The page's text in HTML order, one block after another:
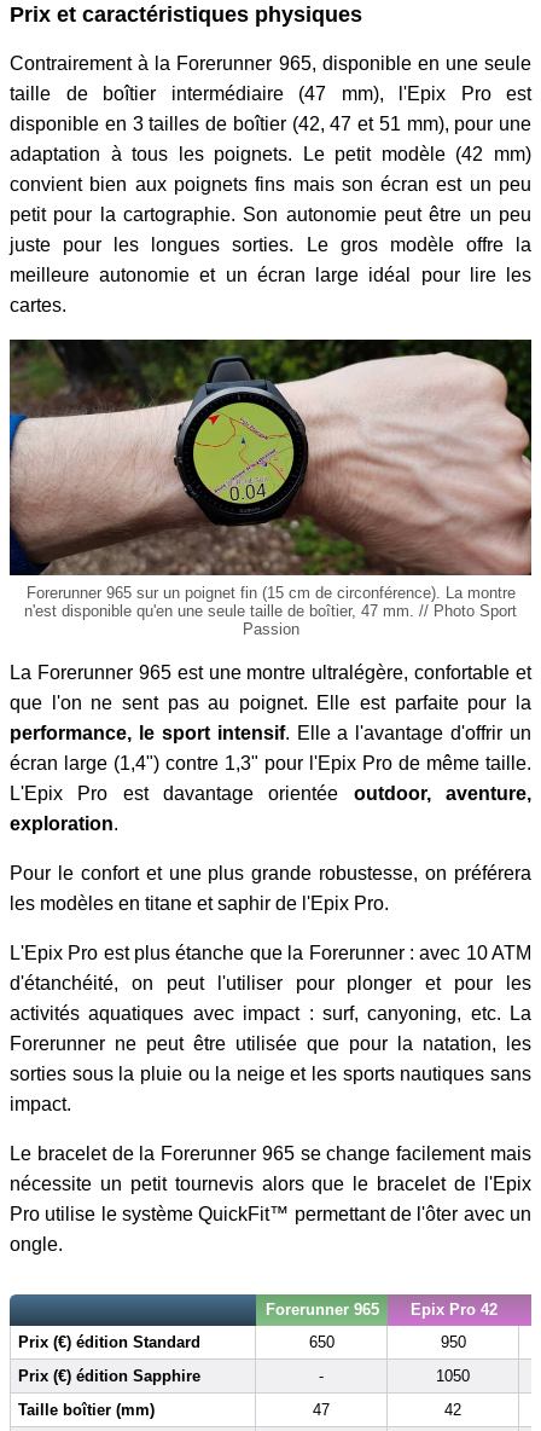
Prix et caractéristiques physiques
Contrairement à la Forerunner 965, disponible en une seule
taille de boîtier intermédiaire (47 mm), l'Epix Pro est
disponible en 3 tailles de boîtier (42, 47 et 51 mm), pour une
adaptation à tous les poignets. Le petit modèle (42 mm)
convient bien aux poignets fins mais son écran est un peu
petit pour la cartographie. Son autonomie peut être un peu
juste pour les longues sorties. Le gros modèle offre la
meilleure autonomie et un écran large idéal pour lire les
cartes.
Forerunner 965 sur un poignet fin (15 cm de circonférence). La montre
n'est disponible qu'en une seule taille de boîtier, 47 mm. // Photo Sport
Passion
La Forerunner 965 est une montre ultralégère, confortable et
que l'on ne sent pas au poignet. Elle est parfaite pour la
performance, le sport intensif. Elle a l'avantage d'offrir un
écran large (1,4") contre 1,3" pour l'Epix Pro de même taille.
L'Epix Pro est davantage orientée outdoor, aventure,
exploration.
Pour le confort et une plus grande robustesse, on préférera
les modèles en titane et saphir de l'Epix Pro.
L'Epix Pro est plus étanche que la Forerunner : avec 10 ATM
d'étanchéité, on peut l'utiliser pour plonger et pour les
activités aquatiques avec impact : surf, canyoning, etc. La
Forerunner ne peut être utilisée que pour la natation, les
sorties sous la pluie ou la neige et les sports nautiques sans
impact.
Le bracelet de la Forerunner 965 se change facilement mais
nécessite un petit tournevis alors que le bracelet de l'Epix
Pro utilise le système QuickFit™ permettant de l'ôter avec un
ongle.
Forerunner 965
Epix Pro 42
Prix (€) édition Standard
650
950
Prix (€) édition Sapphire
-
1050
Taille boîtier (mm)
47 42